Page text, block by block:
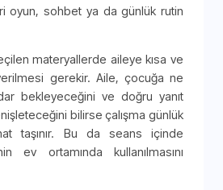
oyun, sohbet ya da günlük rutin
materyallerde aileye kısa ve
gerekir. Aile, çocuğa ne
bekleyeceğini ve doğru yanıt
bilirse çalışma günlük
taşınır. Bu da seans içinde
ev ortamında kullanılmasını